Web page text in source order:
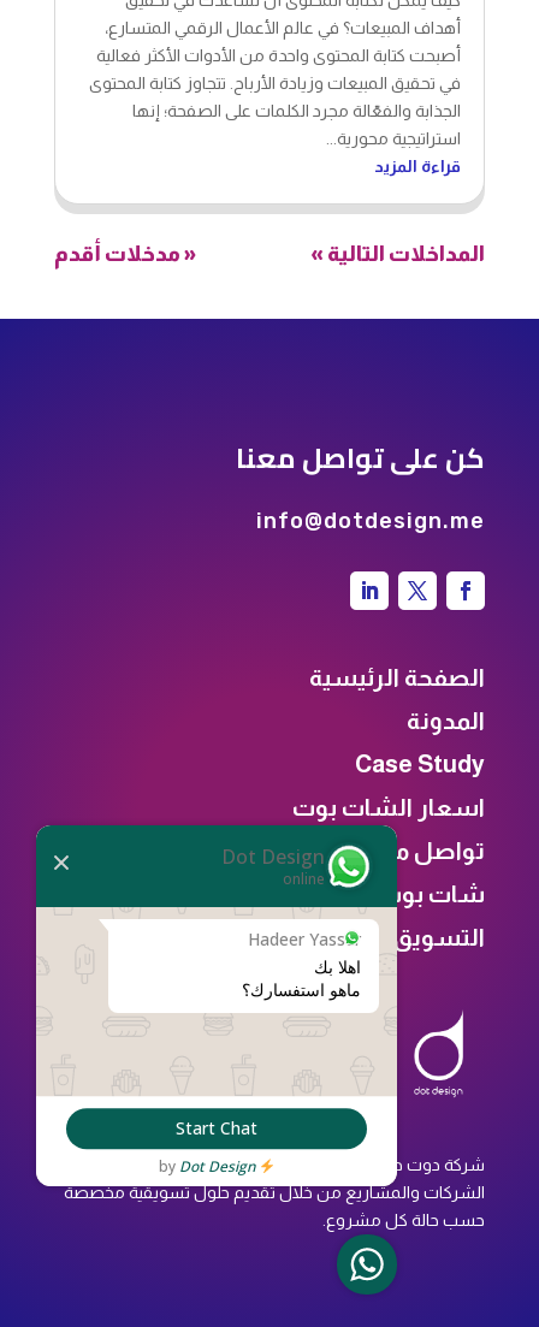
أهداف المبيعات؟ في عالم الأعمال الرقمي المتسارع،
أصبحت كتابة المحتوى واحدة من الأدوات الأكثر فعالية
في تحقيق المبيعات وزيادة الأرباح. تتجاوز كتابة المحتوى
الجذابة والفعّالة مجرد الكلمات على الصفحة؛ إنها
استراتيجية محورية...
قراءة المزيد
« مدخلات أقدم المداخلات التالية »
كن على تواصل معنا
info@dotdesign.me
الصفحة الرئيسية
المدونة
Case Study
اسعار الشات بوت
تواصل معنا
شات بوت
التسويق
شركة دوت ديزاين هي شركة متخصصة في تحسين دورة حياة
الشركات والمشاريع من خلال تقديم حلول تسويقية مخصصة
حسب حالة كل مشروع.
Dot Design
online
Hadeer Yasser
ماهو استفسارك؟
Start Chat
by
Dot Design